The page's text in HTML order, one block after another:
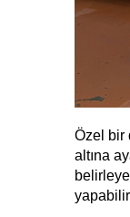
Özel bir
altına